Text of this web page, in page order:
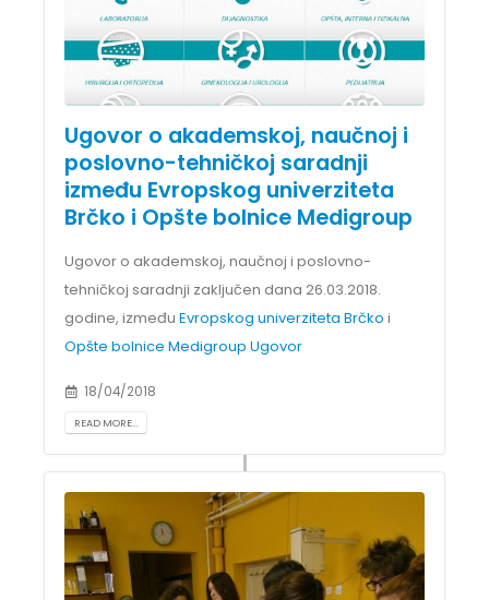
Ugovor o akademskoj, naučnoj i
poslovno-tehničkoj saradnji
između Evropskog univerziteta
Brčko i Opšte bolnice Medigroup
Ugovor o akademskoj, naučnoj i poslovno-
tehničkoj saradnji zaključen dana 26.03.2018.
godine, izmeđuEvropskog univerziteta Brčko i
Opšte bolnice Medigroup Ugovor
18/04/2018
READ MORE...